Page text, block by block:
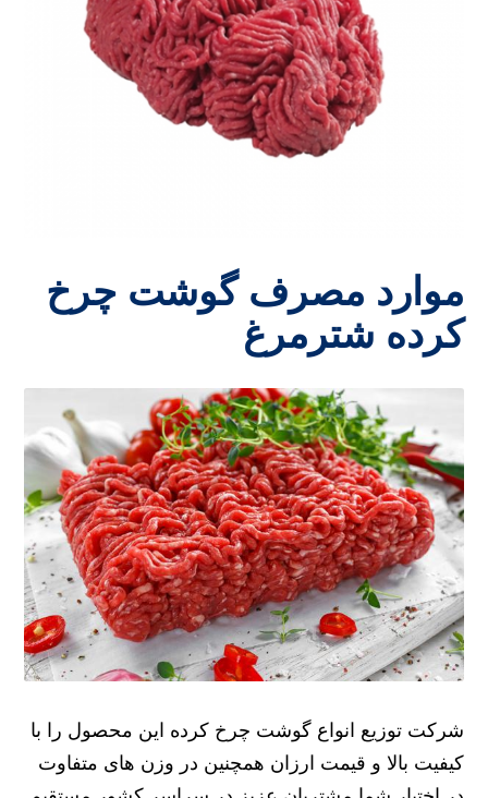
موارد مصرف گوشت چرخ
کرده شترمرغ
شرکت توزیع انواع گوشت چرخ کرده این محصول را با
کیفیت بالا و قیمت ارزان همچنین در وزن های متفاوت